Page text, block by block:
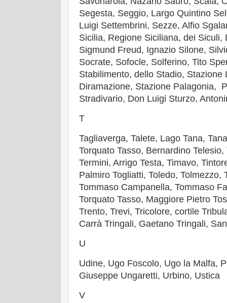
Segesta, Seggio, Largo Quintino
Luigi Settembrini, Sezze, Alfio
Sicilia, Regione Siciliana, dei Siculi,
Sigmund Freud, Ignazio Silone,
Socrate, Sofocle, Solferino, Tito
Stabilimento, dello Stadio, Stazione
Diramazione, Stazione Palagonia,
Stradivario, Don Luigi Sturzo,
T
Tagliaverga, Talete, Lago Tana,
Torquato Tasso, Bernardino
Termini, Arrigo Testa, Timavo,
Palmiro Togliatti, Toledo, Tolmezzo,
Tommaso Campanella, Tommaso
Torquato Tasso, Maggiore Pietro
Trento, Trevi, Tricolore, cortile
Carrà Tringali, Gaetano Tringali,
U
Udine, Ugo Foscolo, Ugo la Malfa,
Giuseppe Ungaretti, Urbino, Ustica
V